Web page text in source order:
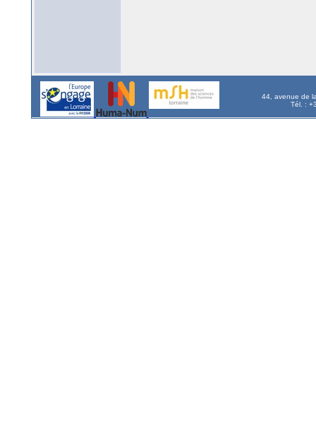
44, avenue de
Tél. :